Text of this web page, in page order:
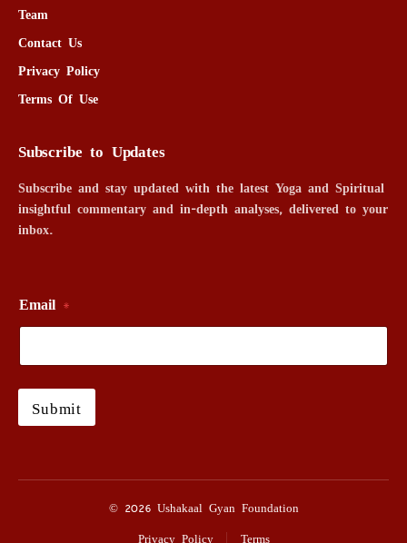
Team
Contact Us
Privacy Policy
Terms Of Use
Subscribe to Updates
Subscribe and stay updated with the latest Yoga and Spiritual
insightful commentary and in-depth analyses, delivered to your
inbox.
Email *
Submit
© 2026 Ushakaal Gyan Foundation
Privacy Policy
Terms